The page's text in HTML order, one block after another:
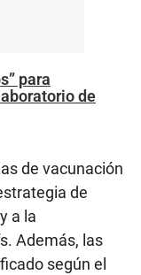
para
de
de vacunación
de
a la
Además, las
según el